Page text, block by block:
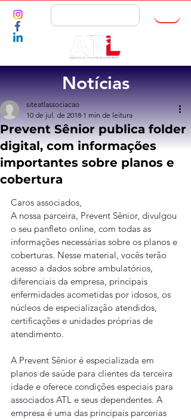
Notícias
Prevent Sênior publica folder
digital, com informações
importantes sobre planos e
cobertura
siteatlassociacao
10 de jul. de 2018 1 min de leitura
Caros associados,
A nossa parceira, Prevent Sênior, divulgou
o seu panfleto online, com todas as
informações necessárias sobre os planos e
coberturas. Nesse material, vocês terão
acesso a dados sobre ambulatórios,
diferenciais da empresa, principais
enfermidades acometidas por idosos, os
núcleos de especialização atendidos,
certificações e unidades próprias de
atendimento.
A Prevent Sênior é especializada em
planos de saúde para clientes da terceira
idade e oferece condições especiais para
associados ATL e seus dependentes. A
empresa é uma das principais parcerias